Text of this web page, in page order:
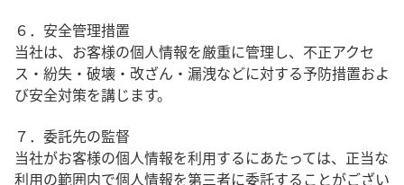
６．安全管理措置
当社は、お客様の個人情報を厳重に管理し、不正アクセ
ス・紛失・破壊・改ざん・漏洩などに対する予防措置およ
び安全対策を講じます。
７．委託先の監督
当社がお客様の個人情報を利用するにあたっては、正当な
利用の範囲内で個人情報を第三者に委託することがござい